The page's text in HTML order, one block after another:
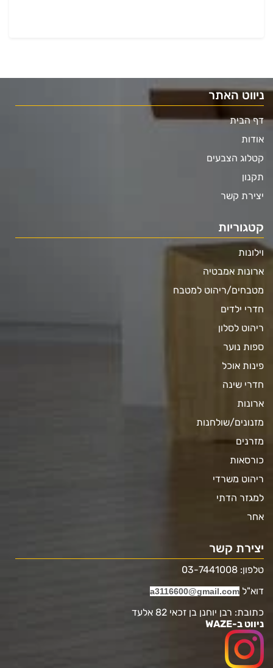
ניווט האתר
דף הבית
אודות
קטלוג הצבעים
תקנון
יצירת קשר
קטגוריות
וילונות
ארונות אמבטיה
מטבחים/ריהוט למטבח
חדרי ילדים
ריהוט לסלון
ספות נוער
פינות אוכל
חדרי שינה
ארונות
מזנונים/שולחנות
מזרנים
כורסאות
ריהוט משרדי
למגזר הדתי
אחר
יצירת קשר
טלפון: 03-7441008
דוא"ל a3116600@gmail.com
כתובת: רבן יוחנן בן זכאי 82 אלעד
ניווט ב-WAZE